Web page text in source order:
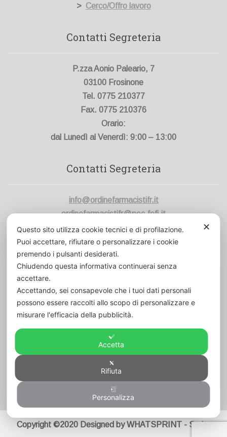
> Cerco/Offro lavoro
Contatti Segreteria
P.zza Aonio Paleario, 7
03100 Frosinone
Tel. 0775 210377
Fax. 0775 210376
Orario:
dal Lunedì al Venerdì: 9:00 – 13:00
Contatti Segreteria
info@ordinefarmacistifr.it
ordinefarmacistifr@pec.fofi.it
Codice Fiscale:
80006420600
Cod. Un. Fatt. Elett.:
Copyright ©2020 Designed by WHATSPRINT - Serba
✕
Questo sito utilizza cookie tecnici e di profilazione.
Puoi accettare, rifiutare o personalizzare i cookie
premendo i pulsanti desiderati.
Chiudendo questa informativa continuerai senza
accettare.
Accettando, sei consapevole che i tuoi dati personali
possono essere raccolti allo scopo di personalizzare e
misurare l'efficacia della pubblicità.
Accetta
Rifiuta
Personalizza